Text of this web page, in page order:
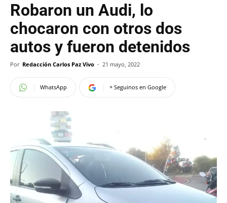
Robaron un Audi, lo
chocaron con otros dos
autos y fueron detenidos
Por Redacción Carlos Paz Vivo - 21 mayo, 2022
WhatsApp + Seguinos en Google